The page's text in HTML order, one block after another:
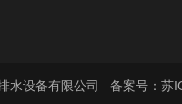
水设备有限公司 备案号：苏